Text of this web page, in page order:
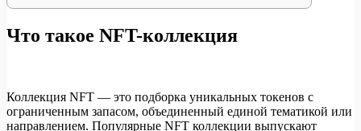
Что такое NFT-коллекция
Коллекция NFT — это подборка уникальных токенов с
ограниченным запасом, объединенный единой тематикой или
направлением. Популярные NFT коллекции выпускают